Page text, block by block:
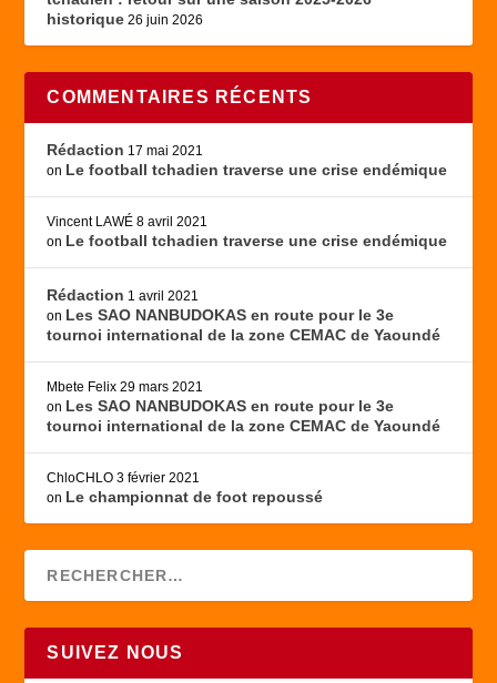
historique 26 juin 2026
COMMENTAIRES RÉCENTS
Rédaction 17 mai 2021
on Le football tchadien traverse une crise endémique
Vincent LAWÉ 8 avril 2021
on Le football tchadien traverse une crise endémique
Rédaction 1 avril 2021
on Les SAO NANBUDOKAS en route pour le 3e
tournoi international de la zone CEMAC de Yaoundé
Mbete Felix 29 mars 2021
on Les SAO NANBUDOKAS en route pour le 3e
tournoi international de la zone CEMAC de Yaoundé
ChloCHLO 3 février 2021
on Le championnat de foot repoussé
SUIVEZ NOUS